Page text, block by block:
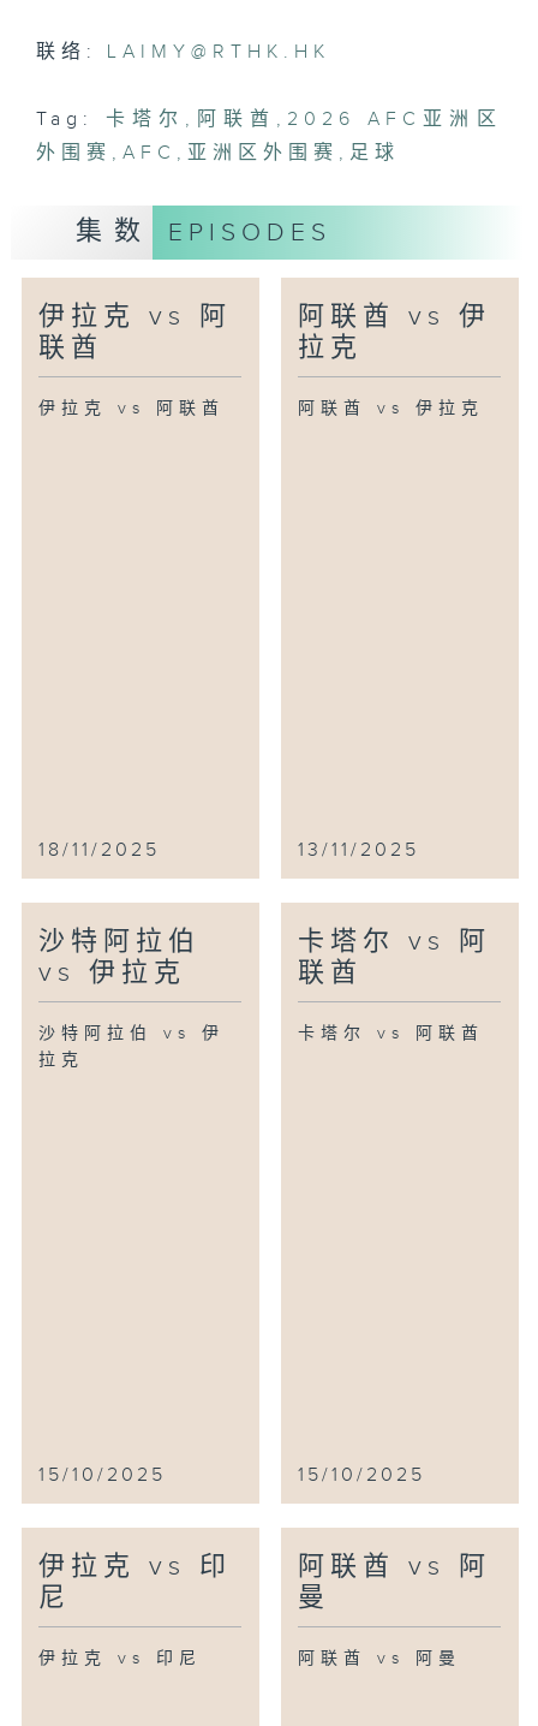
联络: LAIMY@RTHK.HK
Tag: 卡塔尔 , 阿联酋 , 2026 AFC亚洲区
外围赛 ,AFC ,亚洲区外围赛 , 足球
集数 EPISODES
伊拉克 vs 阿
联酋
伊拉克 vs 阿联酋
18/11/2025
阿联酋 vs 伊
拉克
阿联酋 vs 伊拉克
13/11/2025
沙特阿拉伯
vs 伊拉克
沙特阿拉伯 vs 伊
拉克
15/10/2025
卡塔尔 vs 阿
联酋
卡塔尔 vs 阿联酋
15/10/2025
伊拉克 vs 印
尼
伊拉克 vs 印尼
阿联酋 vs 阿
曼
阿联酋 vs 阿曼